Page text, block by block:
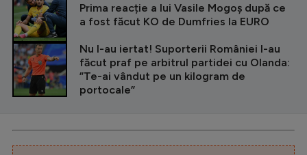
Prima reacție a lui Vasile Mogoș după ce
a fost făcut KO de Dumfries la EURO
Nu l-au iertat! Suporterii României l-au
făcut praf pe arbitrul partidei cu Olanda:
”Te-ai vândut pe un kilogram de
portocale”